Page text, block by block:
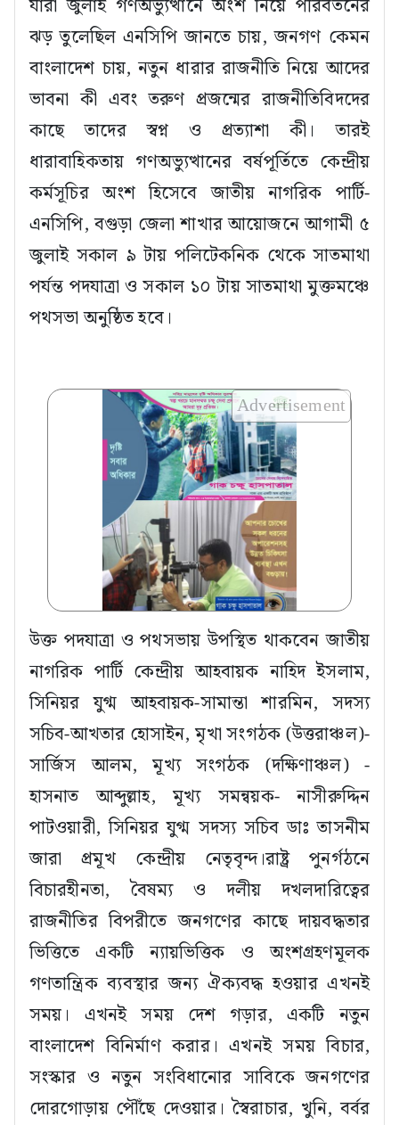
যারা জুলাই গণঅভ্যুত্থানে অংশ নিয়ে পরিবর্তনের
ঝড় তুলেছিল এনসিপি জানতে চায়, জনগণ কেমন
বাংলাদেশ চায়, নতুন ধারার রাজনীতি নিয়ে আদের
ভাবনা কী এবং তরুণ প্রজন্মের রাজনীতিবিদদের
কাছে তাদের স্বপ্ন ও প্রত্যাশা কী। তারই
ধারাবাহিকতায় গণঅভ্যুত্থানের বর্ষপূর্তিতে কেন্দ্রীয়
কর্মসূচির অংশ হিসেবে জাতীয় নাগরিক পার্টি-
এনসিপি, বগুড়া জেলা শাখার আয়োজনে আগামী ৫
জুলাই সকাল ৯ টায় পলিটেকনিক থেকে সাতমাথা
পর্যন্ত পদযাত্রা ও সকাল ১০ টায় সাতমাথা মুক্তমঞ্চে
পথসভা অনুষ্ঠিত হবে।
Advertisement
উক্ত পদযাত্রা ও পথসভায় উপস্থিত থাকবেন জাতীয়
নাগরিক পার্টি কেন্দ্রীয় আহবায়ক নাহিদ ইসলাম,
সিনিয়র যুগ্ম আহবায়ক-সামান্তা শারমিন, সদস্য
সচিব-আখতার হোসাইন, মৃখা সংগঠক (উত্তরাঞ্চল)-
সার্জিস আলম, মূখ্য সংগঠক (দক্ষিণাঞ্চল) -
হাসনাত আব্দুল্লাহ, মূখ্য সমন্বয়ক- নাসীরুদ্দিন
পাটওয়ারী, সিনিয়র যুগ্ম সদস্য সচিব ডাঃ তাসনীম
জারা প্রমূখ কেন্দ্রীয় নেতৃবৃন্দ।রাষ্ট্র পুনর্গঠনে
বিচারহীনতা, বৈষম্য ও দলীয় দখলদারিত্বের
রাজনীতির বিপরীতে জনগণের কাছে দায়বদ্ধতার
ভিত্তিতে একটি ন্যায়ভিত্তিক ও অংশগ্রহণমূলক
গণতান্ত্রিক ব্যবস্থার জন্য ঐক্যবদ্ধ হওয়ার এখনই
সময়। এখনই সময় দেশ গড়ার, একটি নতুন
বাংলাদেশ বিনির্মাণ করার। এখনই সময় বিচার,
সংস্কার ও নতুন সংবিধানোর সাবিকে জনগণের
দোরগোড়ায় পৌঁছে দেওয়ার। স্বৈরাচার, খুনি, বর্বর